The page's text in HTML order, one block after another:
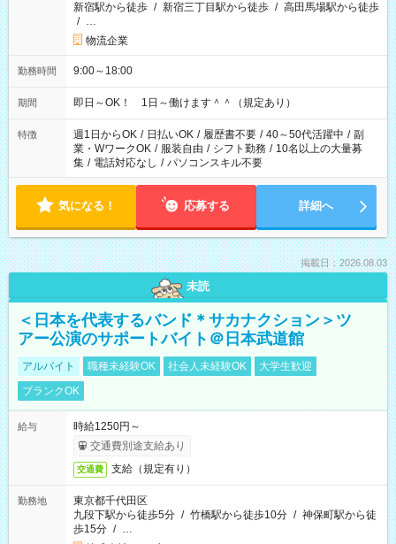
新宿駅から徒歩 / 新宿三丁目駅から徒歩 / 高田馬場駅から徒歩
/ …
物流企業
勤務時間 9:00～18:00
期間 即日～OK！ 1日～働けます＾＾（規定あり）
特徴 週1日からOK / 日払いOK / 履歴書不要 / 40～50代活躍中 / 副
業・WワークOK / 服装自由 / シフト勤務 / 10名以上の大量募
集 / 電話対応なし / パソコンスキル不要
気になる！ 応募する 詳細へ
掲載日：2026.08.03
未読
＜日本を代表するバンド＊サカナクション＞ツ
アー公演のサポートバイト＠日本武道館
アルバイト 職種未経験OK 社会人未経験OK
大学生歓迎
ブランクOK
給与
時給1250円～
交通費別途支給あり
交通費 支給（規定有り）
勤務地
東京都千代田区
九段下駅から徒歩5分 / 竹橋駅から徒歩10分 / 神保町駅から徒
歩15分 / …